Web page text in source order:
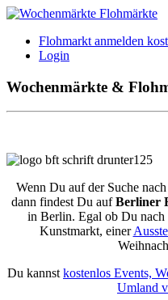
Flohmarkt anmelden
Login
Wochenmärkte &
Wenn Du auf der Suche
dann findest Du aufBerliner
in Berlin. Egal ob Du nach
Kunstmarkt, einer
Du kannstkostenlos Events,
Umland